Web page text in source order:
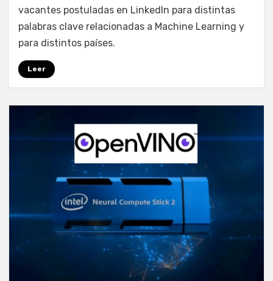
vacantes postuladas en LinkedIn para distintas
palabras clave relacionadas a Machine Learning y
para distintos países.
Leer